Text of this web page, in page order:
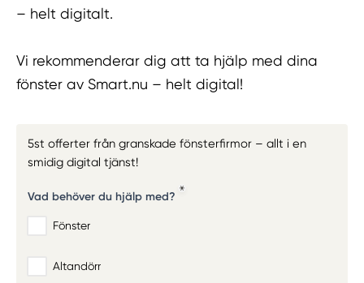
– helt digitalt.
Vi rekommenderar dig att ta hjälp med dina
fönster av Smart.nu – helt digital!
5st offerter från granskade fönsterfirmor – allt i en
smidig digital tjänst!
Vad behöver du hjälp med?
Fönster
Altandörr